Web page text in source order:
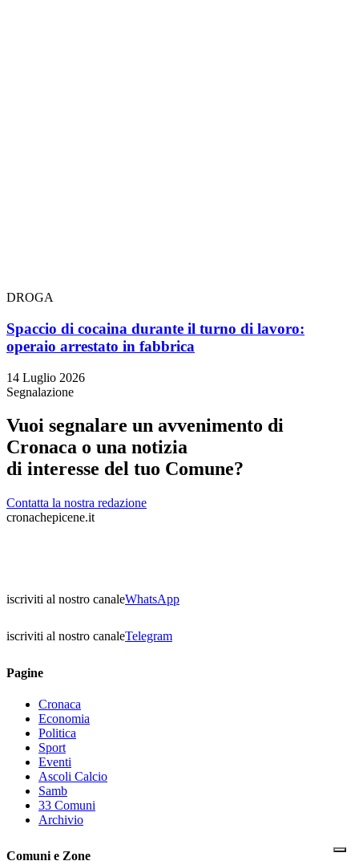
DROGA
Spaccio di cocaina durante il turno di lavoro:
operaio arrestato in fabbrica
14 Luglio 2026
Segnalazione
Vuoi segnalare un avvenimento di
Cronaca o una notizia
di interesse del tuo Comune?
Contatta la nostra redazione
cronachepicene.it
iscriviti al nostro canaleWhatsApp
iscriviti al nostro canaleTelegram
Pagine
Cronaca
Economia
Politica
Sport
Eventi
Ascoli Calcio
Samb
33 Comuni
Archivio
Comuni e Zone